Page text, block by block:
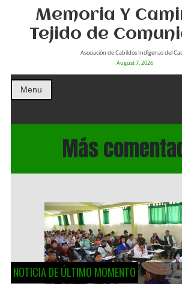
Memoria Y
Tejido de
Asociación de Cabildos Indìgenas del
August 7, 2026
Menu
Más
NOTICIA DE ÚLTIMO MOMENTO